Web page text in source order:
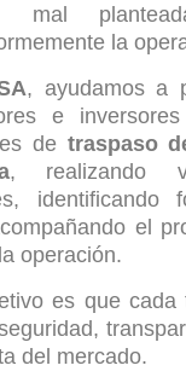
mal
la
, ayudamos a
e
de traspaso
, realizando
identificando
el
operación.
es que cada
del mercado.